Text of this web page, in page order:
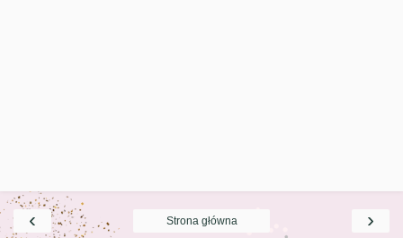
‹ ›
Strona główna